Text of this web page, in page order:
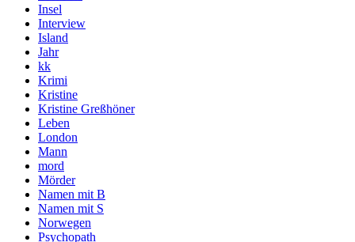
Insel
Interview
Island
Jahr
kk
Krimi
Kristine
Kristine Greßhöner
Leben
London
Mann
mord
Mörder
Namen mit B
Namen mit S
Norwegen
Psychopath